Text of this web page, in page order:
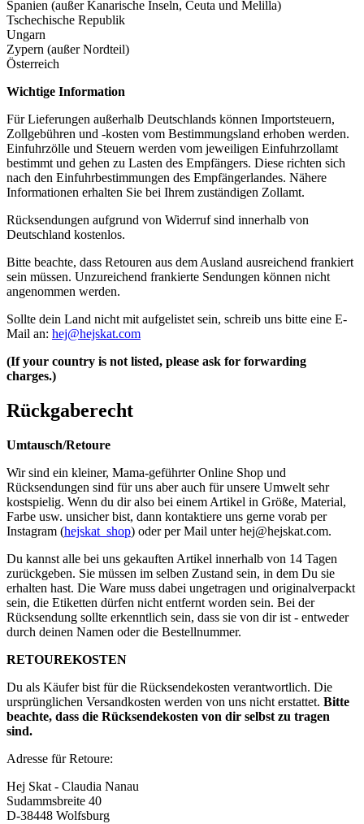
Spanien (außer Kanarische Inseln, Ceuta und Melilla)
Tschechische Republik
Ungarn
Zypern (außer Nordteil)
Österreich
Wichtige Information
Für Lieferungen außerhalb Deutschlands können Importsteuern,
Zollgebühren und -kosten vom Bestimmungsland erhoben werden.
Einfuhrzölle und Steuern werden vom jeweiligen Einfuhrzollamt
bestimmt und gehen zu Lasten des Empfängers. Diese richten sich
nach den Einfuhrbestimmungen des Empfängerlandes. Nähere
Informationen erhalten Sie bei Ihrem zuständigen Zollamt.
Rücksendungen aufgrund von Widerruf sind innerhalb von
Deutschland kostenlos.
Bitte beachte, dass Retouren aus dem Ausland ausreichend frankiert
sein müssen. Unzureichend frankierte Sendungen können nicht
angenommen werden.
Sollte dein Land nicht mit aufgelistet sein, schreib uns bitte eine E-
Mail an: hej@hejskat.com
(If your country is not listed, please ask for forwarding
charges.)
Rückgaberecht
Umtausch/Retoure
Wir sind ein kleiner, Mama-geführter Online Shop und
Rücksendungen sind für uns aber auch für unsere Umwelt sehr
kostspielig. Wenn du dir also bei einem Artikel in Größe, Material,
Farbe usw. unsicher bist, dann kontaktiere uns gerne vorab per
Instagram (hejskat_shop) oder per Mail unterhej@hejskat.com.
Du kannst alle bei uns gekauften Artikel innerhalb von 14 Tagen
zurückgeben. Sie müssen im selben Zustand sein, in dem Du sie
erhalten hast. Die Ware muss dabei ungetragen und originalverpackt
sein, die Etiketten dürfen nicht entfernt worden sein. Bei der
Rücksendung sollte erkenntlich sein, dass sie von dir ist - entweder
durch deinen Namen oder die Bestellnummer.
RETOUREKOSTEN
Du als Käufer bist für die Rücksendekosten verantwortlich. Die
ursprünglichen Versandkosten werden von uns nicht erstattet. Bitte
beachte, dass die Rücksendekosten von dir selbst zu tragen
sind.
Adresse für Retoure:
Hej Skat - Claudia Nanau
Sudammsbreite 40
D-38448 Wolfsburg